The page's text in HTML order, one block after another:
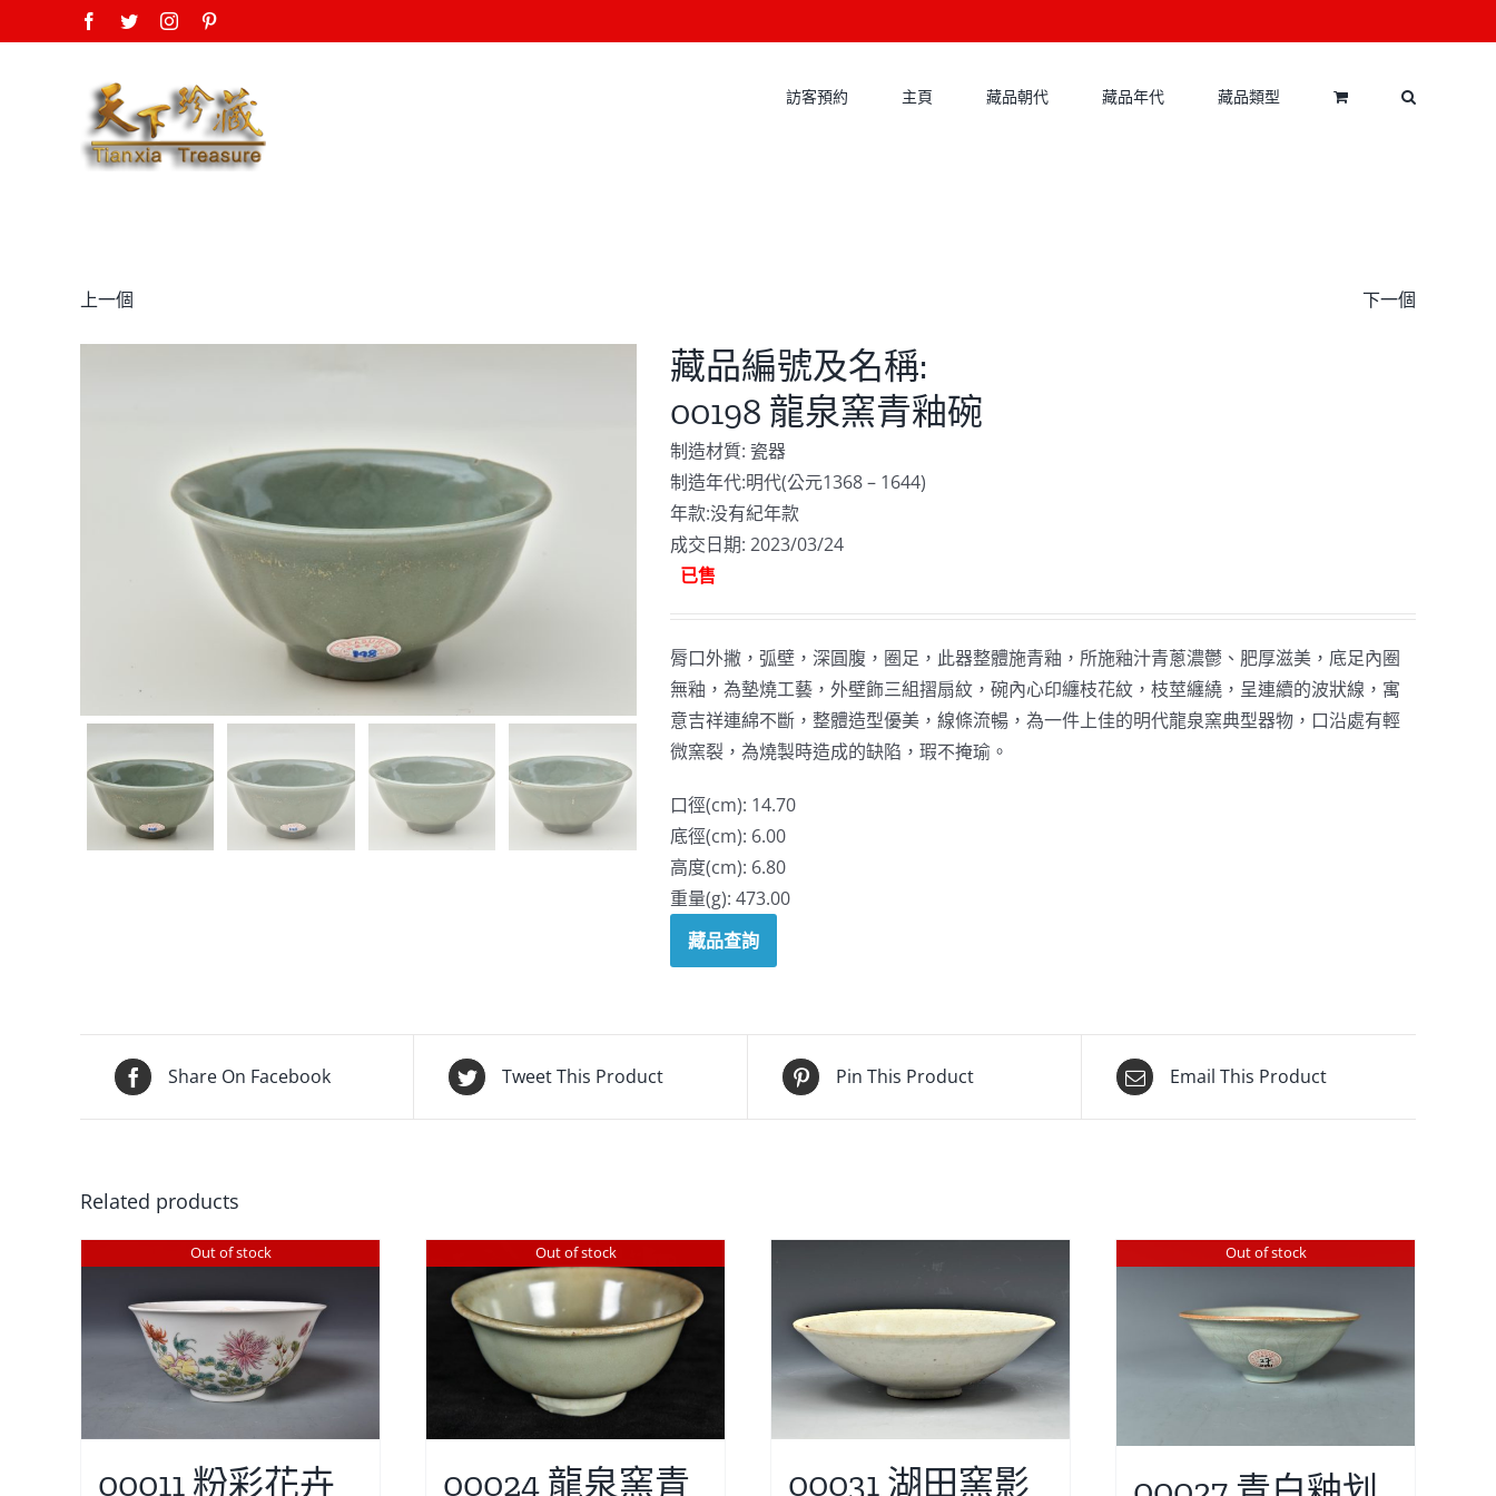
to
Facebook
TwitterInstagram
訪客預約 主頁 藏品朝代 藏品年代 藏品類型
上一個 下一個
藏品編號及名稱:
00198 龍泉窯青釉碗
制造材質: 瓷器
制造年代:明代(公元1368 – 1644)
年款:没有紀年款
成交日期: 2023/03/24
已售
脣口外撇，弧壁，深圓腹，圈足，此器整體施青釉，所施釉汁青蔥濃鬱、肥厚滋美，底足內圈
無釉，為墊燒工藝，外壁飾三組摺扇紋，碗內心印纏枝花紋，枝莖纏繞，呈連續的波狀線，寓
意吉祥連綿不斷，整體造型優美，線條流暢，為一件上佳的明代龍泉窯典型器物，口沿處有輕
微窯裂，為燒製時造成的缺陷，瑕不掩瑜。
口徑(cm): 14.70
底徑(cm): 6.00
高度(cm): 6.80
重量(g): 473.00
藏品查詢
Share On Facebook Tweet This Product Pin This Product Email This Product
Related products
Out of stock
00011 粉彩花卉
Out of stock
00024 龍泉窯青 00031 湖田窯影
Out of stock